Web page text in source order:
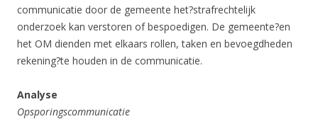
communicatie door de gemeente het?strafrechtelijk
onderzoek kan verstoren of bespoedigen. De gemeente?en
het OM dienden met elkaars rollen, taken en bevoegdheden
rekening?te houden in de communicatie.
Analyse
Opsporingscommunicatie